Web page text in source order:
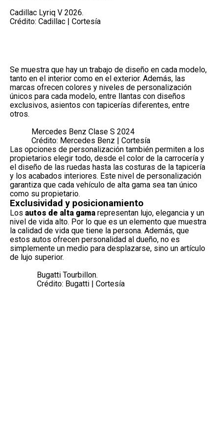
Cadillac Lyriq V 2026.
Crédito: Cadillac | Cortesía
Se muestra que hay un trabajo de diseño en cada modelo,
tanto en el interior como en el exterior. Además, las
marcas ofrecen colores y niveles de personalización
únicos para cada modelo, entre llantas con diseños
exclusivos, asientos con tapicerías diferentes, entre
otros.
Mercedes Benz Clase S 2024
Crédito: Mercedes Benz | Cortesía
Las opciones de personalización también permiten a los
propietarios elegir todo, desde el color de la carrocería y
el diseño de las ruedas hasta las costuras de la tapicería
y los acabados interiores. Este nivel de personalización
garantiza que cada vehículo de alta gama sea tan único
como su propietario.
Exclusividad y posicionamiento
Los autos de alta gama representan lujo, elegancia y un
nivel de vida alto. Por lo que es un elemento que muestra
la calidad de vida que tiene la persona. Además, que
estos autos ofrecen personalidad al dueño, no es
simplemente un medio para desplazarse, sino un artículo
de lujo superior.
Bugatti Tourbillon.
Crédito: Bugatti | Cortesía